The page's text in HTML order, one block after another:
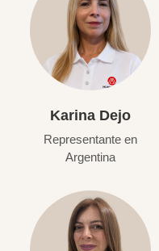
Karina Dejo
Representante en
Argentina